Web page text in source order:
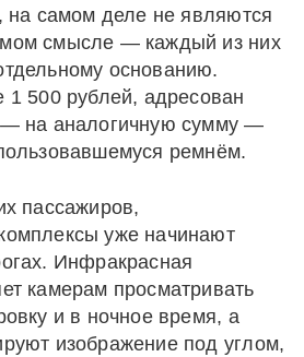
на самом деле не являются
смысле — каждый из них
основанию.
500 рублей, адресован
на аналогичную сумму —
ремнём.
пассажиров,
уже начинают
Инфракрасная
камерам просматривать
и в ночное время, а
изображение под углом,